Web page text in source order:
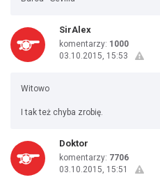
SirAlex
komentarzy: 1000
03.10.2015, 15:53
Witowo
I tak też chyba zrobię.
Doktor
komentarzy: 7706
03.10.2015, 15:51